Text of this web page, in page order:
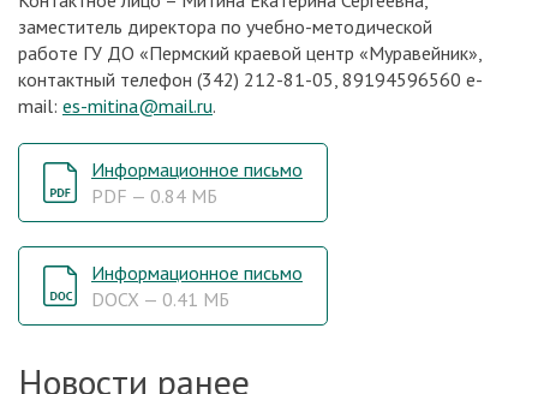
заместитель директора по учебно-методической
работе ГУ ДО «Пермский краевой центр «Муравейник»,
контактный телефон (342) 212-81-05, 89194596560 e-
mail: es-mitina@mail.ru.
Информационное письмо
PDF — 0.84 МБ
Информационное письмо
DOCX — 0.41 МБ
Новости ранее